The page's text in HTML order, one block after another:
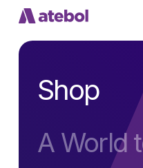
Skip
main
Shop
A World